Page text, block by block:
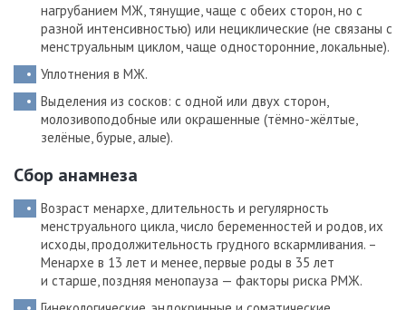
нагрубанием МЖ, тянущие, чаще с обеих сторон, но с
разной интенсивностью) или нециклические (не связаны с
менструальным циклом, чаще односторонние, локальные).
Уплотнения в МЖ.
Выделения из сосков: с одной или двух сторон,
молозивоподобные или окрашенные (тёмно-жёлтые,
зелёные, бурые, алые).
Сбор анамнеза
Возраст менархе, длительность и регулярность
менструального цикла, число беременностей и родов, их
исходы, продолжительность грудного вскармливания. –
Менархе в 13 лет и менее, первые роды в 35 лет
и старше, поздняя менопауза — факторы риска РМЖ.